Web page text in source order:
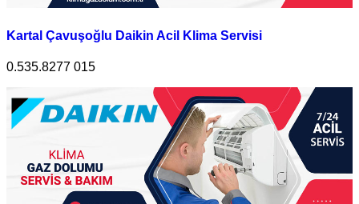
Kartal Çavuşoğlu Daikin Acil Klima Servisi
0.535.8277 015